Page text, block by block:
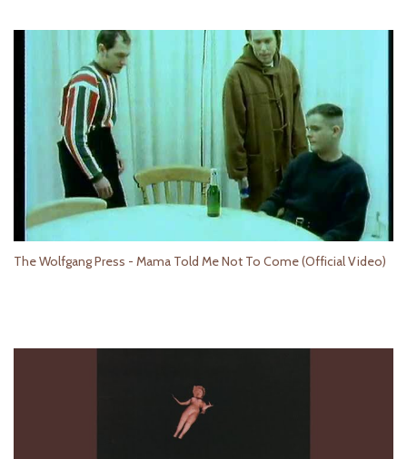
The Wolfgang Press - Mama Told Me Not To Come (Official Video)